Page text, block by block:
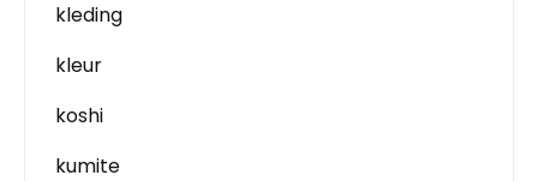
kleding
kleur
koshi
kumite